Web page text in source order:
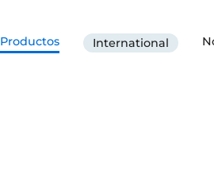
Productos International